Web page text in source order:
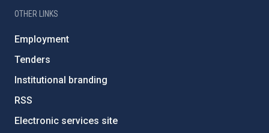
OTHER LINKS
Employment
Tenders
Institutional branding
RSS
Electronic services site